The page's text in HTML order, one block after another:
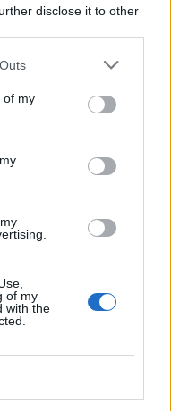
disclose it to other
of my
of my
with the
τη
φυσικού αερίου,
μετάβαση